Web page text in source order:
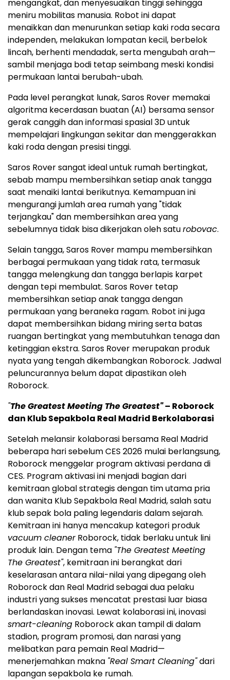
mengangkat, dan menyesuaikan tinggi sehingga
meniru mobilitas manusia. Robot ini dapat
menaikkan dan menurunkan setiap kaki roda secara
independen, melakukan lompatan kecil, berbelok
lincah, berhenti mendadak, serta mengubah arah—
sambil menjaga bodi tetap seimbang meski kondisi
permukaan lantai berubah-ubah.
Pada level perangkat lunak, Saros Rover memakai
algoritma kecerdasan buatan (AI) bersama sensor
gerak canggih dan informasi spasial 3D untuk
mempelajari lingkungan sekitar dan menggerakkan
kaki roda dengan presisi tinggi.
Saros Rover sangat ideal untuk rumah bertingkat,
sebab mampu membersihkan setiap anak tangga
saat menaiki lantai berikutnya. Kemampuan ini
mengurangi jumlah area rumah yang "tidak
terjangkau" dan membersihkan area yang
sebelumnya tidak bisa dikerjakan oleh saturobovac.
Selain tangga, Saros Rover mampu membersihkan
berbagai permukaan yang tidak rata, termasuk
tangga melengkung dan tangga berlapis karpet
dengan tepi membulat. Saros Rover tetap
membersihkan setiap anak tangga dengan
permukaan yang beraneka ragam. Robot ini juga
dapat membersihkan bidang miring serta batas
ruangan bertingkat yang membutuhkan tenaga dan
ketinggian ekstra. Saros Rover merupakan produk
nyata yang tengah dikembangkan Roborock. Jadwal
peluncurannya belum dapat dipastikan oleh
Roborock.
"The Greatest Meeting The Greatest"– Roborock
dan Klub Sepakbola Real Madrid Berkolaborasi
Setelah melansir kolaborasi bersama Real Madrid
beberapa hari sebelum CES 2026 mulai berlangsung,
Roborock menggelar program aktivasi perdana di
CES. Program aktivasi ini menjadi bagian dari
kemitraan global strategis dengan tim utama pria
dan wanita Klub Sepakbola Real Madrid, salah satu
klub sepak bola paling legendaris dalam sejarah.
Kemitraan ini hanya mencakup kategori produk
vacuum cleanerRoborock, tidak berlaku untuk lini
produk lain. Dengan tema "The Greatest Meeting
The Greatest", kemitraan ini berangkat dari
keselarasan antara nilai-nilai yang dipegang oleh
Roborock dan Real Madrid sebagai dua pelaku
industri yang sukses mencatat prestasi luar biasa
berlandaskan inovasi. Lewat kolaborasi ini, inovasi
smart-cleaning Roborock akan tampil di dalam
stadion, program promosi, dan narasi yang
melibatkan para pemain Real Madrid—
menerjemahkan makna "Real Smart Cleaning"dari
lapangan sepakbola ke rumah.